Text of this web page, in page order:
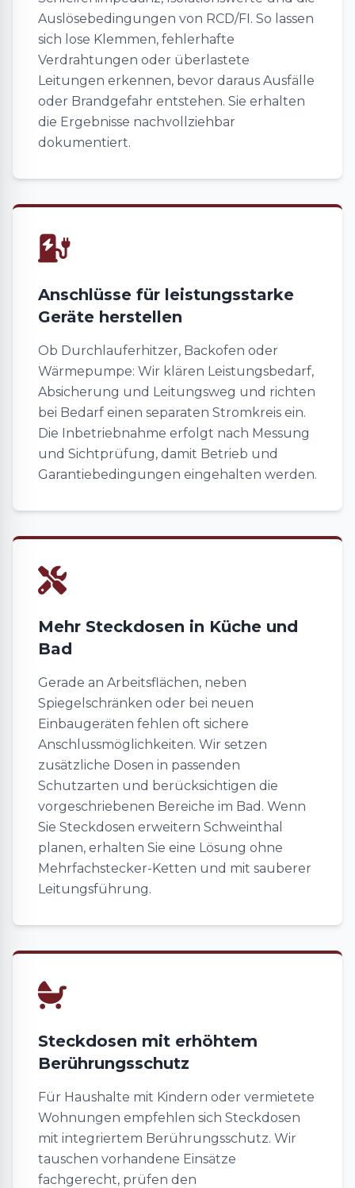
Auslösebedingungen von RCD/FI. So lassen
sich lose Klemmen, fehlerhafte
Verdrahtungen oder überlastete
Leitungen erkennen, bevor daraus Ausfälle
oder Brandgefahr entstehen. Sie erhalten
die Ergebnisse nachvollziehbar
dokumentiert.
Anschlüsse für leistungsstarke
Geräte herstellen
Ob Durchlauferhitzer, Backofen oder
Wärmepumpe: Wir klären Leistungsbedarf,
Absicherung und Leitungsweg und richten
bei Bedarf einen separaten Stromkreis ein.
Die Inbetriebnahme erfolgt nach Messung
und Sichtprüfung, damit Betrieb und
Garantiebedingungen eingehalten werden.
Mehr Steckdosen in Küche und
Bad
Gerade an Arbeitsflächen, neben
Spiegelschränken oder bei neuen
Einbaugeräten fehlen oft sichere
Anschlussmöglichkeiten. Wir setzen
zusätzliche Dosen in passenden
Schutzarten und berücksichtigen die
vorgeschriebenen Bereiche im Bad. Wenn
Sie Steckdosen erweitern Schweinthal
planen, erhalten Sie eine Lösung ohne
Mehrfachstecker-Ketten und mit sauberer
Leitungsführung.
Steckdosen mit erhöhtem
Berührungsschutz
Für Haushalte mit Kindern oder vermietete
Wohnungen empfehlen sich Steckdosen
mit integriertem Berührungsschutz. Wir
tauschen vorhandene Einsätze
fachgerecht, prüfen den